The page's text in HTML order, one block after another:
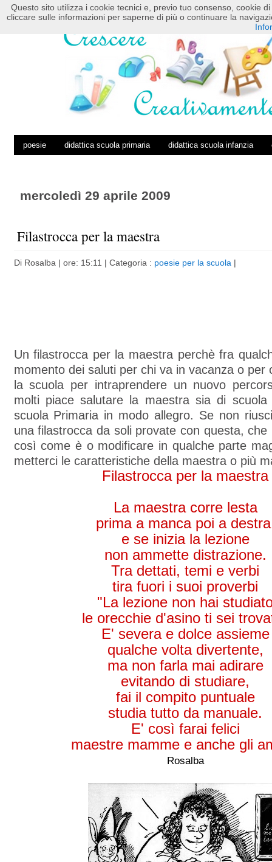
HOME POSTS RSS COMMENTS RSS
poesie didattica scuola primaria didattica scuola infanzia
mercoledì 29 aprile 2009
Filastrocca per la maestra
Di Rosalba | ore: 15:11 | Categoria : poesie per la scuola |
Un filastrocca per la maestra perchè fra
momento dei saluti per chi va in vacanza o per
la scuola per intraprendere un nuovo
molti piace salutare la maestra sia di
scuola Primaria in modo allegro. Se non
una filastrocca da soli provate con questa, che
così come è o modificare in qualche parte
metterci le caratteristiche della maestra o più
Filastrocca per la maestra
La maestra corre lesta
prima a manca poi a
e se inizia la lezione
non ammette distrazione.
Tra dettati, temi e verbi
tira fuori i suoi proverbi
"La lezione non hai
le orecchie d'asino ti sei
E' severa e dolce assieme
qualche volta divertente,
ma non farla mai adirare
evitando di studiare,
fai il compito puntuale
studia tutto da manuale.
E' così farai felici
maestre mamme e anche gli
Rosalba
Questo sito utilizza i cookie tecnici e, previo tuo consenso, cookie
cliccare sulle informazioni per saperne di più o continuare la